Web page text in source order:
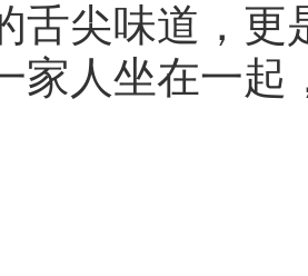
舌尖味道，更
家人坐在一起